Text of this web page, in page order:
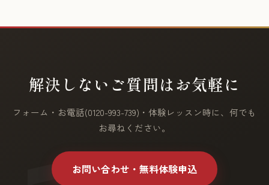
解決しないご質問はお気軽に
フォーム・お電話(0120-993-739)・体験レッスン時に、何でも
お尋ねください。
お問い合わせ・無料体験申込